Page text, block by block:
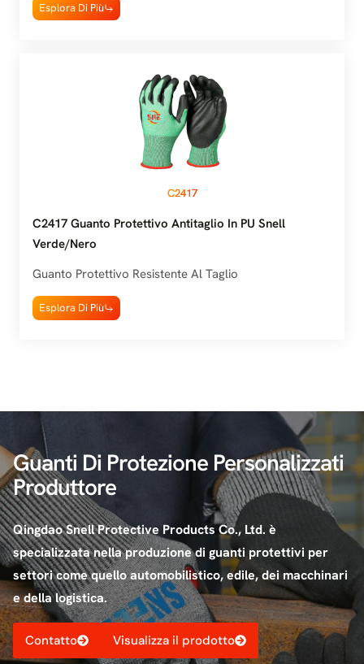
Esplora Di Più
C2417
C2417 Guanto Protettivo Antitaglio In PU Snell
Verde/nero
Guanto Protettivo Resistente Al Taglio
Esplora Di Più
Guanti Di Protezione Personalizzati
Produttore
Qingdao Snell Protective Products Co., Ltd. è
specializzata nella produzione di guanti protettivi per
settori come quello automobilistico, edile, dei macchinari
e della logistica.
Contatto Visualizza il prodotto